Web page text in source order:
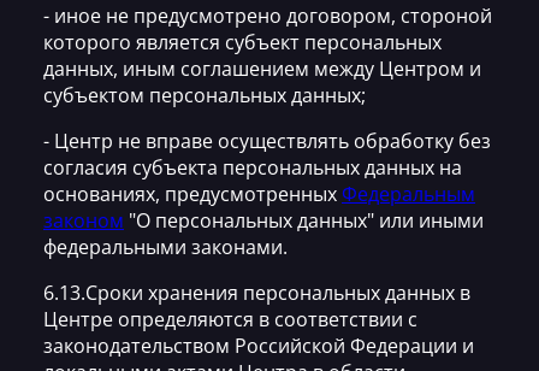
- иное не предусмотрено договором, стороной
которого является субъект персональных
данных, иным соглашением между Центром и
субъектом персональных данных;
- Центр не вправе осуществлять обработку без
согласия субъекта персональных данных на
основаниях, предусмотренныхФедеральным
законом "О персональных данных" или иными
федеральными законами.
6.13.Сроки хранения персональных данных в
Центре определяются в соответствии с
законодательством Российской Федерации и